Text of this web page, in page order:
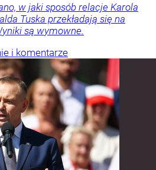
w jaki sposób relacje Karola
Tuska przekładają się na
są wymowne.
i komentarze